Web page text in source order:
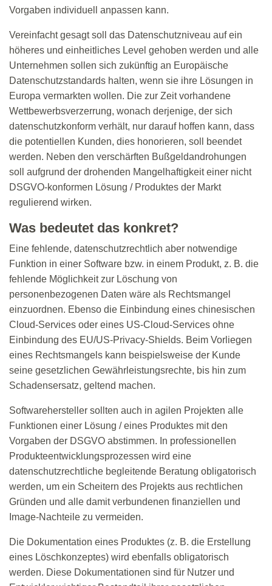
Vorgaben individuell anpassen kann.
Vereinfacht gesagt soll das Datenschutzniveau auf ein
höheres und einheitliches Level gehoben werden und alle
Unternehmen sollen sich zukünftig an Europäische
Datenschutzstandards halten, wenn sie ihre Lösungen in
Europa vermarkten wollen. Die zur Zeit vorhandene
Wettbewerbsverzerrung, wonach derjenige, der sich
datenschutzkonform verhält, nur darauf hoffen kann, dass
die potentiellen Kunden, dies honorieren, soll beendet
werden. Neben den verschärften Bußgeldandrohungen
soll aufgrund der drohenden Mangelhaftigkeit einer nicht
DSGVO-konformen Lösung / Produktes der Markt
regulierend wirken.
Was bedeutet das konkret?
Eine fehlende, datenschutzrechtlich aber notwendige
Funktion in einer Software bzw. in einem Produkt, z. B. die
fehlende Möglichkeit zur Löschung von
personenbezogenen Daten wäre als Rechtsmangel
einzuordnen. Ebenso die Einbindung eines chinesischen
Cloud-Services oder eines US-Cloud-Services ohne
Einbindung des EU/US-Privacy-Shields. Beim Vorliegen
eines Rechtsmangels kann beispielsweise der Kunde
seine gesetzlichen Gewährleistungsrechte, bis hin zum
Schadensersatz, geltend machen.
Softwarehersteller sollten auch in agilen Projekten alle
Funktionen einer Lösung / eines Produktes mit den
Vorgaben der DSGVO abstimmen. In professionellen
Produkteentwicklungsprozessen wird eine
datenschutzrechtliche begleitende Beratung obligatorisch
werden, um ein Scheitern des Projekts aus rechtlichen
Gründen und alle damit verbundenen finanziellen und
Image-Nachteile zu vermeiden.
Die Dokumentation eines Produktes (z. B. die Erstellung
eines Löschkonzeptes) wird ebenfalls obligatorisch
werden. Diese Dokumentationen sind für Nutzer und